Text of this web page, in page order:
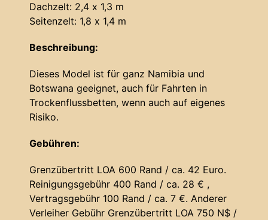
Dachzelt: 2,4 x 1,3 m
Seitenzelt: 1,8 x 1,4 m
Beschreibung:
Dieses Model ist für ganz Namibia und
Botswana geeignet, auch für Fahrten in
Trockenflussbetten, wenn auch auf eigenes
Risiko.
Gebühren:
Grenzübertritt LOA 600 Rand / ca. 42 Euro.
Reinigungsgebühr 400 Rand / ca. 28 € ,
Vertragsgebühr 100 Rand / ca. 7 €. Anderer
Verleiher Gebühr Grenzübertritt LOA 750 N$ /